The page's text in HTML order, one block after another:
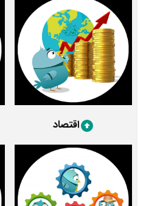
اقتصاد